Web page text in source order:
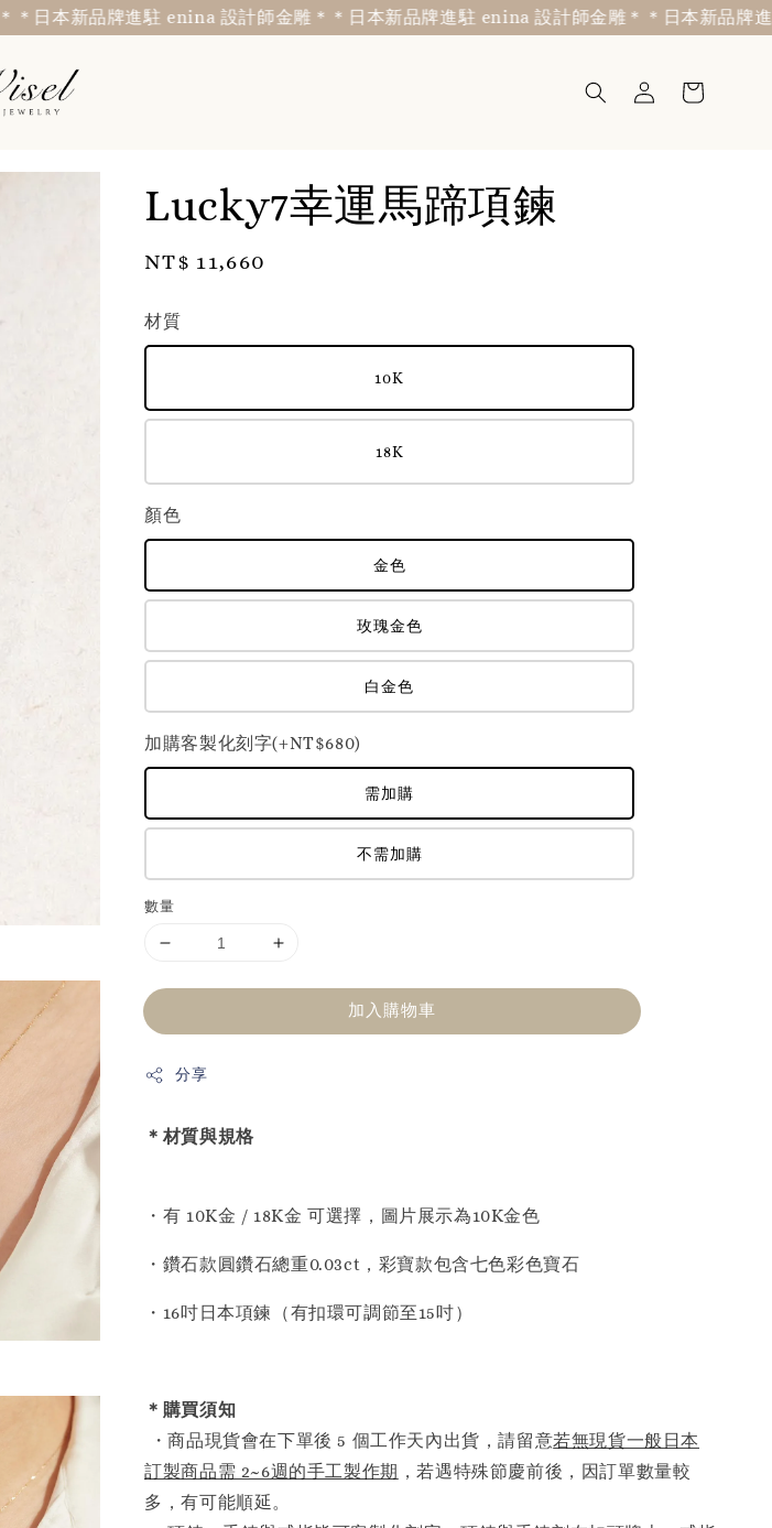
新品牌進駐 enina 設計師金雕＊＊日本新品牌進駐 enina 設計師金雕＊＊日本新品牌進駐
Lucky7幸運馬蹄項鍊
Regular
NT$ 11,660
材質
10K
18K
顏色
金色
玫瑰金色
白金色
加購客製化刻字(+NT$680)
需加購
不需加購
數量
加入購物車
分享
＊材質與規格
・有 10K金 / 18K金 可選擇，圖片展示為10K金色
・鑽石款圓鑽石總重0.03ct，彩寶款包含七色彩色寶石
・16吋日本項鍊（有扣環可調節至15吋）
＊購買須知
・商品現貨會在下單後 5 個工作天內出貨，請留意若無現貨一般日本
訂製商品需 2~6週的手工製作期 ，若遇特殊節慶前後，因訂單數量較
多，有可能順延。